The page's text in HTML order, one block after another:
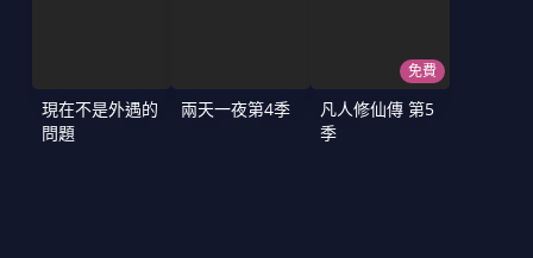
現在不是外遇的
問題
兩天一夜第4季
免費
凡人修仙傳 第5
季